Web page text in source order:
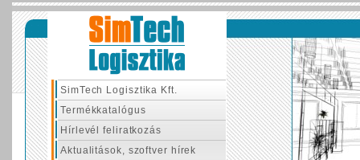
SimTech Logisztika Kft.
Termékkatalógus
Hírlevél feliratkozás
Aktualitások, szoftver hírek